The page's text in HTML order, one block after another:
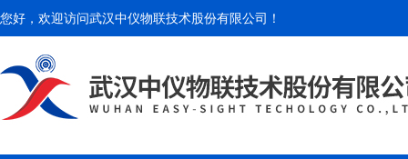
您好，欢迎访问武汉中仪物联技术股份有限公司 ！